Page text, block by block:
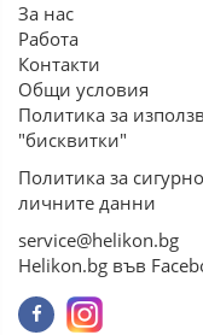
За нас
Работа
Контакти
Общи условия
Политика за
"бисквитки"
Политика за
личните данни
service@helikon.bg
Helikon.bg във